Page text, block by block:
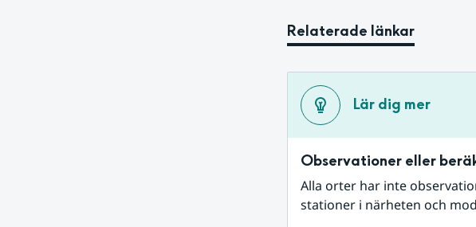
Relaterade länkar
Lär dig mer
Observationer eller
Alla orter har inte
stationer i närheten och